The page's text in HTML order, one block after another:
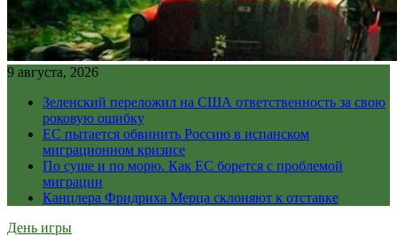
9 августа, 2026
Зеленский переложил на США ответственность за свою
роковую ошибку
ЕС пытается обвинить Россию в испанском
миграционном кризисе
По суше и по морю. Как ЕС борется с проблемой
миграции
Канцлера Фридриха Мерца склоняют к отставке
День игры